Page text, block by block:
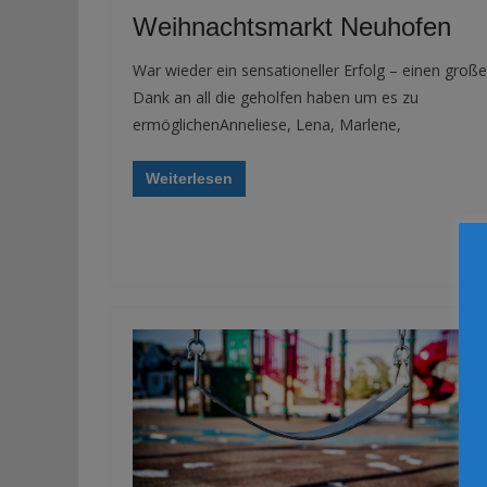
Weihnachtsmarkt Neuhofen
War wieder ein sensationeller Erfolg – einen
Dank an all die geholfen haben um es zu
ermöglichenAnneliese, Lena, Marlene,
Weiterlesen